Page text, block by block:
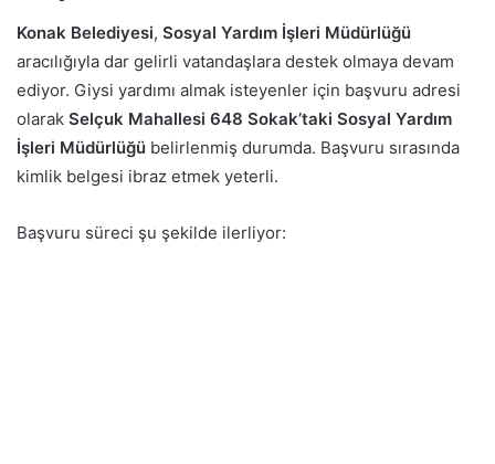
Konak Belediyesi, Sosyal Yardım İşleri Müdürlüğü
aracılığıyla dar gelirli vatandaşlara destek olmaya devam
ediyor. Giysi yardımı almak isteyenler için başvuru adresi
olarak Selçuk Mahallesi 648 Sokak’taki Sosyal Yardım
İşleri Müdürlüğü belirlenmiş durumda. Başvuru sırasında
kimlik belgesi ibraz etmek yeterli.
Başvuru süreci şu şekilde ilerliyor: